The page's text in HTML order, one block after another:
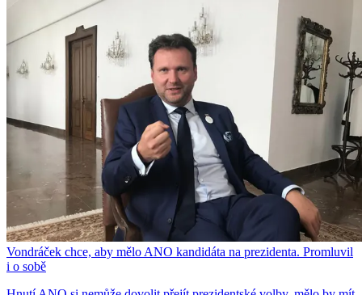
Vondráček chce, aby mělo ANO kandidáta na prezidenta. Promluvil
i o sobě